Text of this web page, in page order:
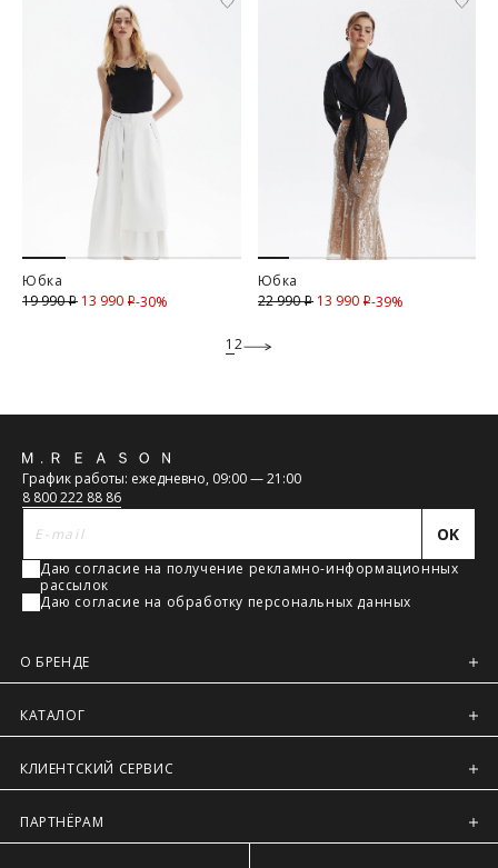
Юбка
19 990i 13 990 iСкидка
-30%
Юбка
22 990i 13 990 iСкидка
-39%
1 2
Обратная
связь
График работы: ежедневно, 09:00 — 21:00
8 800 222 88 86
OK
Даю согласие на получение рекламно-информационных
рассылок
Даю согласие на обработку персональных данных
О БРЕНДЕ
КАТАЛОГ
КЛИЕНТСКИЙ СЕРВИС
ПАРТНЁРАМ